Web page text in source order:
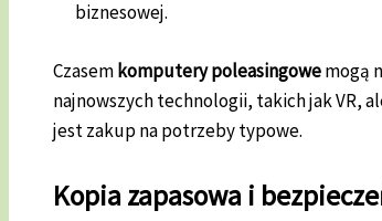
biznesowej.
Czasemkomputery poleasingowemogą
najnowszych technologii, takich jak VR,
jest zakup na potrzeby typowe.
Kopia zapasowa i